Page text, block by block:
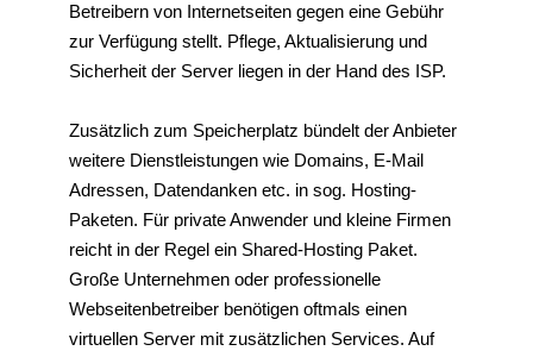
Betreibern von Internetseiten gegen eine Gebühr
zur Verfügung stellt. Pflege, Aktualisierung und
Sicherheit der Server liegen in der Hand des ISP.
Zusätzlich zum Speicherplatz bündelt der Anbieter
weitere Dienstleistungen wie Domains, E-Mail
Adressen, Datendanken etc. in sog. Hosting-
Paketen. Für private Anwender und kleine Firmen
reicht in der Regel ein Shared-Hosting Paket.
Große Unternehmen oder professionelle
Webseitenbetreiber benötigen oftmals einen
virtuellen Server mit zusätzlichen Services. Auf